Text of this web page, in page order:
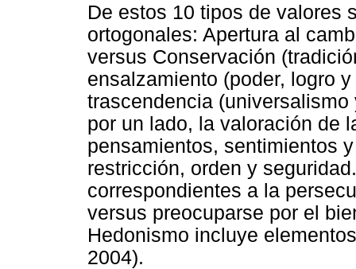
De estos 10 tipos de valores
ortogonales: Apertura al
versus Conservación
ensalzamiento (poder, logro
trascendencia
por un lado, la valoración de
pensamientos, sentimientos
restricción, orden y
correspondientes a la
versus preocuparse por el
Hedonismo incluye
2004).